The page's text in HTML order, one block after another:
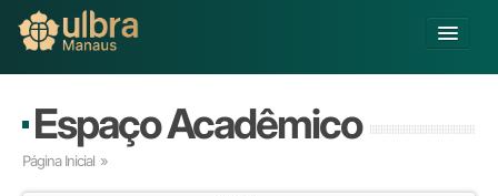
Buscar
Espaço Acadêmico
Página Inicial »